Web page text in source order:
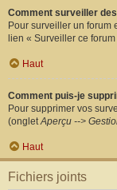
Comment surveiller
Pour surveiller un forum
lien « Surveiller ce
Haut
Comment puis-je
Pour supprimer vos
(ongletAperçu -->
Haut
Fichiers joints